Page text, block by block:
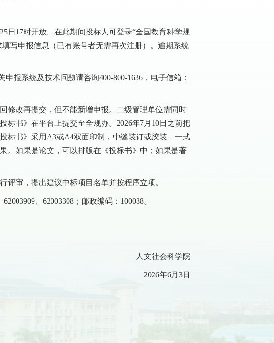
日17时开放。在此期间投标人可登录“全国教育科学规
填写申报信息（已有账号者无需再次注册）。逾期系统
报系统及技术问题请咨询400-800-1636，电子信箱：
修改再提交，但不能新增申报。二级管理单位需同时
标书》在平台上提交至全规办。2026年7月10日之前把
标书》采用A3或A4双面印制，中缝装订或胶装，一式
。如果是论文，可以排版在《投标书》中；如果是著
评审，提出建议中标项目名单并按程序立项。
、62003308；邮政编码：100088。
人文社会科学院
2026年6月3日